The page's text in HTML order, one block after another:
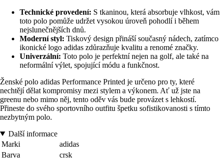
Technické provedení: S tkaninou, která absorbuje vlhkost, vám
toto polo pomůže udržet vysokou úroveň pohodlí i během
nejslunečnějších dnů.
Moderní styl: Tiskový design přináší současný nádech, zatímco
ikonické logo adidas zdůrazňuje kvalitu a renomé značky.
Univerzální: Toto polo je perfektní nejen na golf, ale také na
neformální výlet, spojující módu a funkčnost.
Ženské polo adidas Performance Printed je určeno pro ty, které
nechtějí dělat kompromisy mezi stylem a výkonem. Ať už jste na
greenu nebo mimo něj, tento oděv vás bude provázet s lehkostí.
Přineste do svého sportovního outfitu špetku sofistikovanosti s tímto
nezbytným polo.
Další informace
Marki
adidas
Barva
crsk